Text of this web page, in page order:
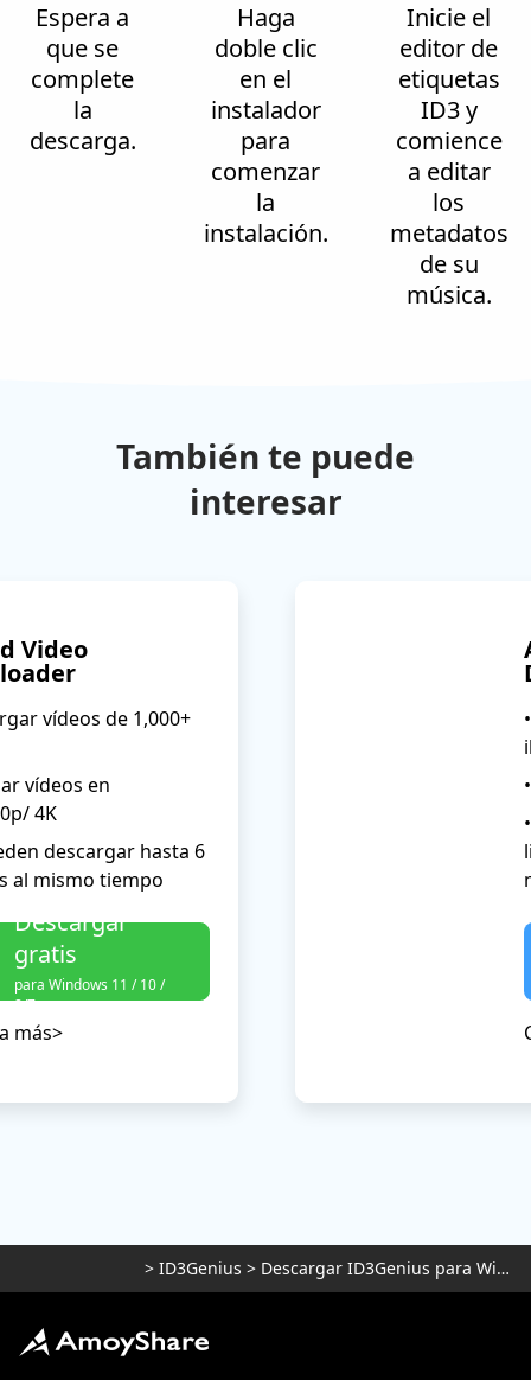
Espera a
que se
complete
la
descarga.
Haga
doble clic
en el
instalador
para
comenzar
la
instalación.
Inicie el
editor de
etiquetas
ID3 y
comience
a editar
los
metadatos
de su
música.
También te puede
interesar
Video
vídeos de 1,000+
vídeos en
4K
descargar hasta 6
al mismo tiempo
Descargar
gratis
para Windows 11 / 10 /
8/7
más>
> ID3Genius > Descargar ID3Genius para Windows